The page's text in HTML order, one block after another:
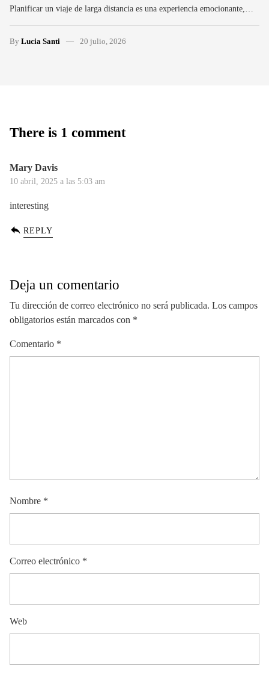
Planificar un viaje de larga distancia es una experiencia emocionante,…
By Lucia Santi 20 julio, 2026
There is 1 comment
Mary Davis
10 abril, 2025 a las 5:03 am
interesting
REPLY
Deja un comentario
Tu dirección de correo electrónico no será publicada. Los campos
obligatorios están marcados con *
Comentario *
Nombre *
Correo electrónico *
Web